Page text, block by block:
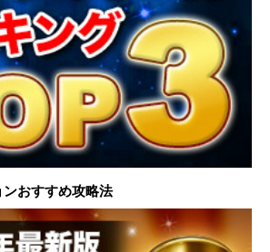
おすすめ攻略法